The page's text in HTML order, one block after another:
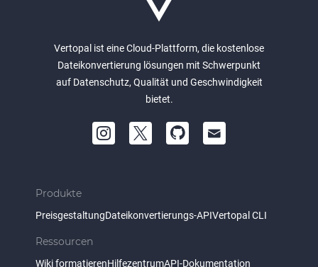
Vertopal ist eine Cloud-Plattform, die kostenlose
Dateikonvertierung lösungen mit Schwerpunkt
auf Datenschutz, Qualität und Geschwindigkeit
bietet.
Produkte
PreisgestaltungDateikonvertierungs-APIVertopal CLI
Ressourcen
Wiki formatierenHilfezentrumAPI-Dokumentation